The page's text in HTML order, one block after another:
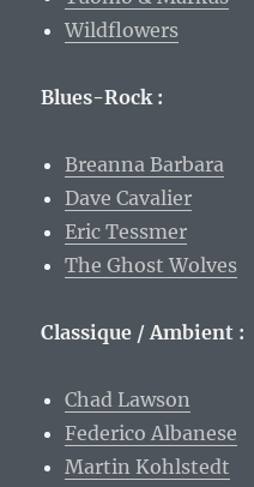
Wildflowers
Blues-Rock :
Breanna Barbara
Dave Cavalier
Eric Tessmer
The Ghost Wolves
Classique / Ambient :
Chad Lawson
Federico Albanese
Martin Kohlstedt